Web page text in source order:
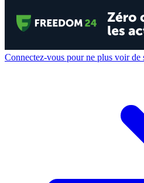
Connectez-vous pour ne plus voir de